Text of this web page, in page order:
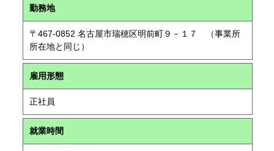
勤務地
〒467-0852 名古屋市瑞穂区明前町９－１７ （事業所
所在地と同じ）
雇用形態
正社員
就業時間